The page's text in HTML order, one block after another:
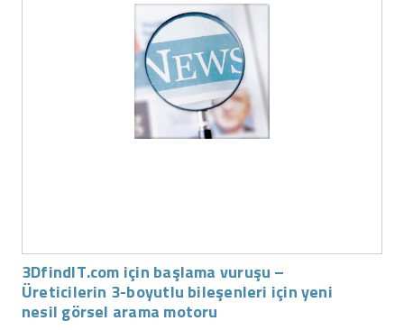
3DfindIT.com için başlama vuruşu –
Üreticilerin 3-boyutlu bileşenleri için yeni
nesil görsel arama motoru